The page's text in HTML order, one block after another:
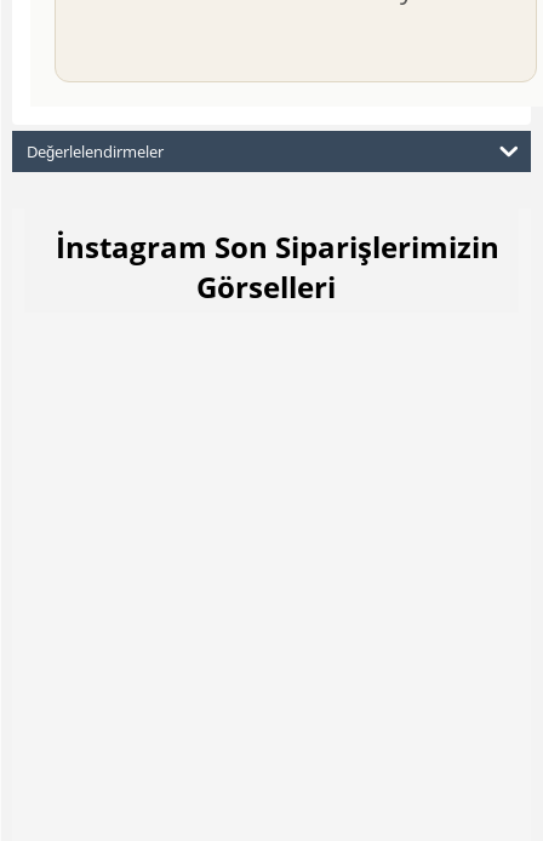
Değerlelendirmeler
İnstagram Son Siparişlerimizin
Görselleri